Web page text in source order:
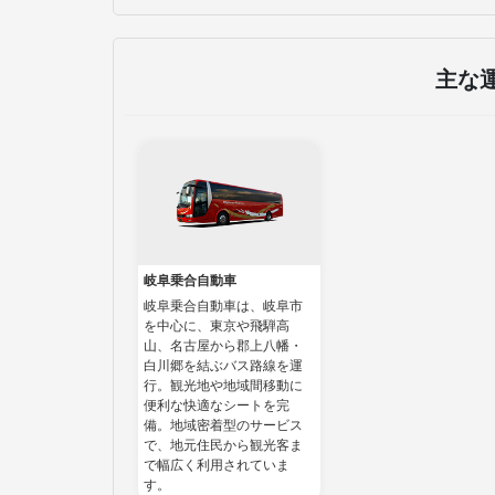
主な
岐阜乗合自動車
岐阜乗合自動車は、岐阜市
を中心に、東京や飛騨高
山、名古屋から郡上八幡・
白川郷を結ぶバス路線を運
行。観光地や地域間移動に
便利な快適なシートを完
備。地域密着型のサービス
で、地元住民から観光客ま
で幅広く利用されていま
す。